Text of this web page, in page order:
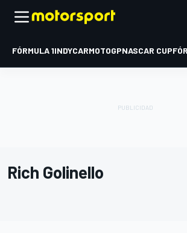
FÓRMULA 1INDYCARMOTOGPNASCAR CUP
Rich Golinello